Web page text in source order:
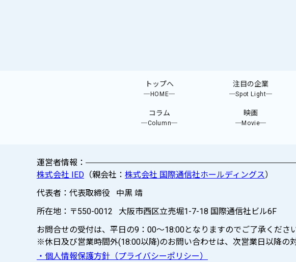
トップへ
─HOME─
注目の企業
─Spot Light─
コラム
─Column─
映画
─Movie─
運営者情報：
株式会社 IED （親会社： 株式会社 国際通信社ホールディングス）
代表者：代表取締役 中黒 靖
所在地：〒550-0012 大阪市西区立売堀1-7-18 国際通信社ビル6F
お問合せの受付は、平日の9：00～18:00となりますのでご了承くださ
※休日及び営業時間外(18:00以降)のお問い合わせは、次営業日以降の対
・個人情報保護方針（プライバシーポリシー）